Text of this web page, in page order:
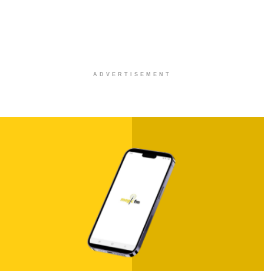
ADVERTISEMENT